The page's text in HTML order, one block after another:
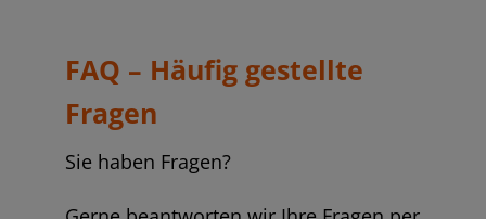
FAQ – Häufig gestellte
Fragen
Sie haben Fragen?